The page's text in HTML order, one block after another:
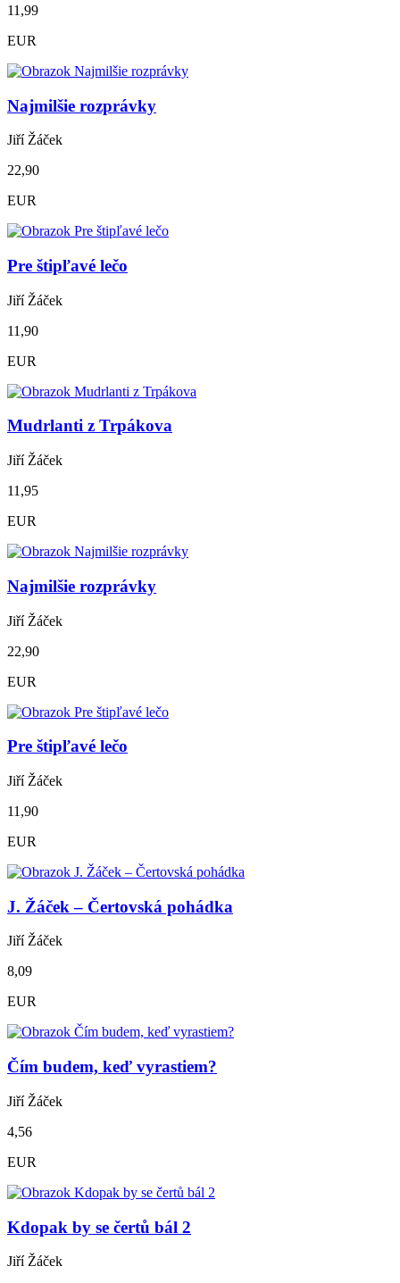
11,99
EUR
Najmilšie rozprávky
Jiří Žáček
22,90
EUR
Pre štipľavé lečo
Jiří Žáček
11,90
EUR
Mudrlanti z Trpákova
Jiří Žáček
11,95
EUR
Najmilšie rozprávky
Jiří Žáček
22,90
EUR
Pre štipľavé lečo
Jiří Žáček
11,90
EUR
J. Žáček – Čertovská pohádka
Jiří Žáček
8,09
EUR
Čím budem, keď vyrastiem?
Jiří Žáček
4,56
EUR
Kdopak by se čertů bál 2
Jiří Žáček